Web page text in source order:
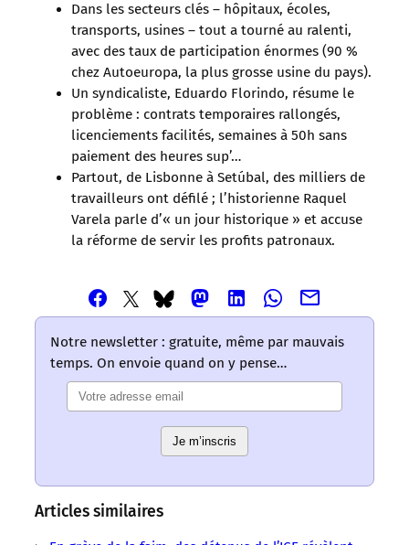
Dans les secteurs clés – hôpitaux, écoles,
transports, usines – tout a tourné au ralenti,
avec des taux de participation énormes (90 %
chez Autoeuropa, la plus grosse usine du pays).
Un syndicaliste, Eduardo Florindo, résume le
problème : contrats temporaires rallongés,
licenciements facilités, semaines à 50h sans
paiement des heures sup’…
Partout, de Lisbonne à Setúbal, des milliers de
travailleurs ont défilé ; l’historienne Raquel
Varela parle d’« un jour historique » et accuse
la réforme de servir les profits patronaux.
Partager
cet
article
–
sens
Partager
cet
article
via
Twitter
–
un
sens
Partager
cet
article
via
Bluesky
–
Les
mots
un
sens
Partager
cet
article
via
Mastodon
mots
ont
Partager
article
Linkedin
mots
ont
Partager
cet
via
Partager
article
Les
Notre newsletter : gratuite, même par mauvais
temps. On envoie quand on y pense…
Je m’inscris
Articles similaires